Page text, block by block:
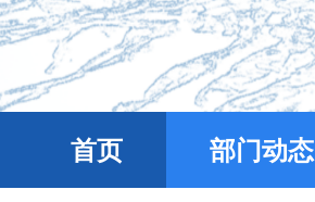
首页 部门动态